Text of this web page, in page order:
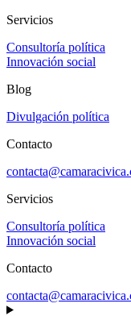
Servicios
Consultoría política
Innovación social
Blog
Divulgación política
Contacto
Servicios
Consultoría política
Innovación social
Contacto